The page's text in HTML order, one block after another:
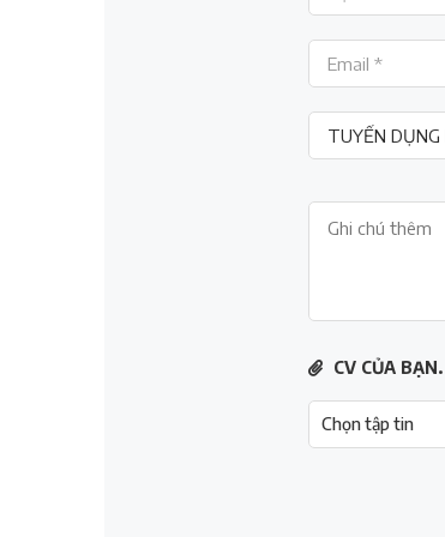
CV CỦA BẠN.
Chọn tập tin